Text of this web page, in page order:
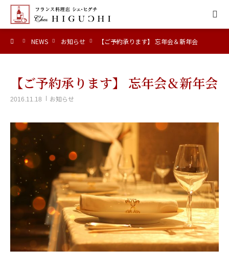
NEWS お知らせ 【ご予約承ります】 忘年会＆新年会
【ご予約承ります】 忘年会＆新年会
2016.11.18 お知らせ
HOME
MENU
NEWS
CALENDAR